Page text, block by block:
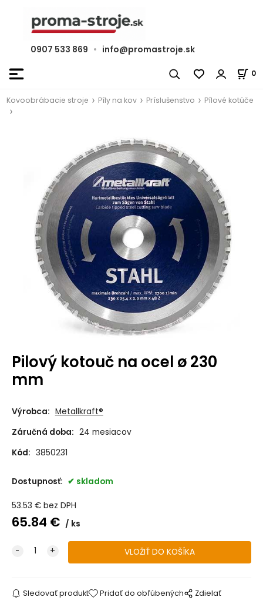
0907 533 869 • info@promastroje.sk
0
Kovoobrábacie stroje Píly na kov Príslušenstvo Pílové kotúče
Pilový kotouč na ocel ø 230
mm
Výrobca: Metallkraft®
Záručná doba: 24 mesiacov
Kód: 3850231
Dostupnosť: skladom
53.53 € bez DPH
65.84 € ks
Sledovať produkt Pridať do obľúbených Zdielať